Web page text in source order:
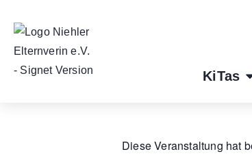
KiTas
Diese Veranstaltung hat